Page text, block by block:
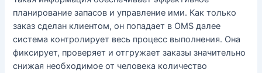
планирование запасов и управление ими. Как только
заказ сделан клиентом, он попадает в OMS далее
система контролирует весь процесс выполнения. Она
фиксирует, проверяет и отгружает заказы значительно
снижая необходимое от человека количество